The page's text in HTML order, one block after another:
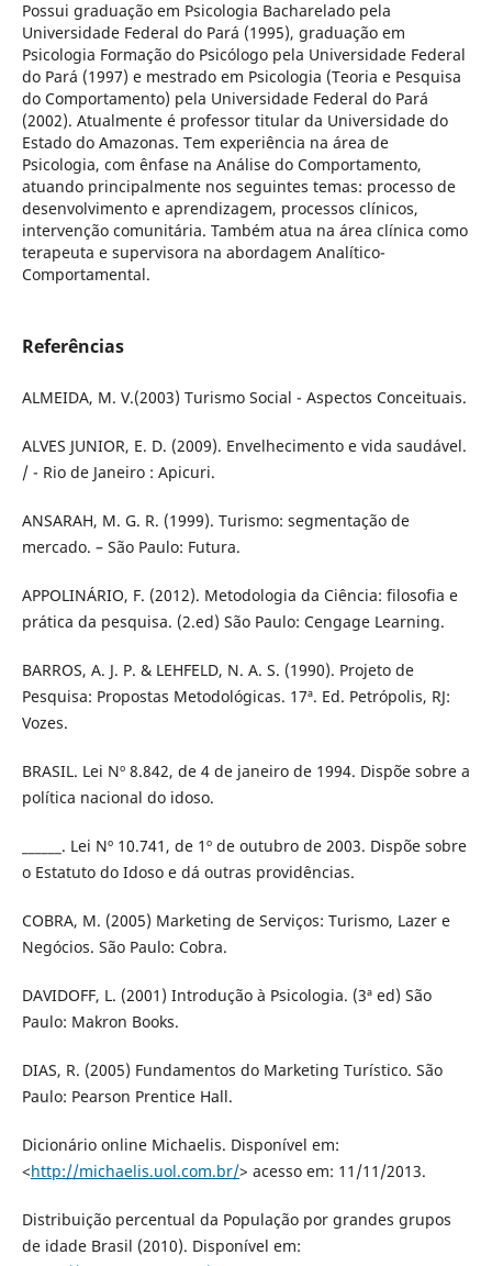
Possui graduação em Psicologia Bacharelado pela
Universidade Federal do Pará (1995), graduação em
Psicologia Formação do Psicólogo pela Universidade Federal
do Pará (1997) e mestrado em Psicologia (Teoria e Pesquisa
do Comportamento) pela Universidade Federal do Pará
(2002). Atualmente é professor titular da Universidade do
Estado do Amazonas. Tem experiência na área de
Psicologia, com ênfase na Análise do Comportamento,
atuando principalmente nos seguintes temas: processo de
desenvolvimento e aprendizagem, processos clínicos,
intervenção comunitária. Também atua na área clínica como
terapeuta e supervisora na abordagem Analítico-
Comportamental.
Referências
ALMEIDA, M. V.(2003) Turismo Social - Aspectos Conceituais.
ALVES JUNIOR, E. D. (2009). Envelhecimento e vida saudável.
/ - Rio de Janeiro : Apicuri.
ANSARAH, M. G. R. (1999). Turismo: segmentação de
mercado. – São Paulo: Futura.
APPOLINÁRIO, F. (2012). Metodologia da Ciência: filosofia e
prática da pesquisa. (2.ed) São Paulo: Cengage Learning.
BARROS, A. J. P. & LEHFELD, N. A. S. (1990). Projeto de
Pesquisa: Propostas Metodológicas. 17ª. Ed. Petrópolis, RJ:
Vozes.
BRASIL. Lei Nº 8.842, de 4 de janeiro de 1994. Dispõe sobre a
política nacional do idoso.
______. Lei Nº 10.741, de 1º de outubro de 2003. Dispõe sobre
o Estatuto do Idoso e dá outras providências.
COBRA, M. (2005) Marketing de Serviços: Turismo, Lazer e
Negócios. São Paulo: Cobra.
DAVIDOFF, L. (2001) Introdução à Psicologia. (3ª ed) São
Paulo: Makron Books.
DIAS, R. (2005) Fundamentos do Marketing Turístico. São
Paulo: Pearson Prentice Hall.
Dicionário online Michaelis. Disponível em:
<http://michaelis.uol.com.br/> acesso em: 11/11/2013.
Distribuição percentual da População por grandes grupos
de idade Brasil (2010). Disponível em: